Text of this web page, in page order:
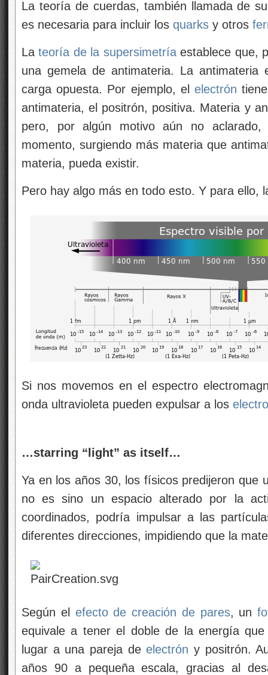
La teoría de cuerdas, también llamada de
es necesaria para incluir los quarks y otros
Lateoría de la supersimetríaestablece que,
una gemela de antimateria. La
carga opuesta. Por ejemplo, el electrón
antimateria, el positrón, positiva. Materia y
pero, por algún motivo aún no
momento, surgiendo más materia que
materia, pueda existir.
Pero hay algo más en todo esto. Y para ello,
Si nos movemos en el espectro
onda ultravioleta pueden expulsar a los
…starring “light” as itself…
Ya en los años 30, los físicos predijeron que
no es sino un espacio alterado por la
coordinados, podría impulsar a las
diferentes direcciones, impidiendo que la
Según el efecto de creación de pares, un
equivale a tener el doble de la energía
lugar a una pareja deelectrón y positrón.
años 90 a pequeña escala, gracias al